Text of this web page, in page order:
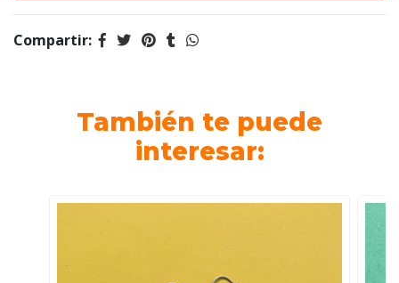
Compartir:
También te puede
interesar: